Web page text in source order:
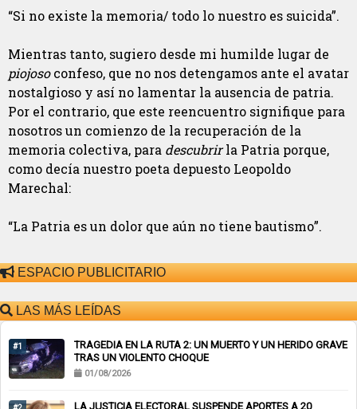
“Si no existe la memoria/ todo lo nuestro es suicida”.
Mientras tanto, sugiero desde mi humilde lugar de
piojosoconfeso, que no nos detengamos ante el avatar
nostalgioso y así no lamentar la ausencia de patria.
Por el contrario, que este reencuentro signifique para
nosotros un comienzo de la recuperación de la
memoria colectiva, para descubrirla Patria porque,
como decía nuestro poeta depuesto Leopoldo
Marechal:
“La Patria es un dolor que aún no tiene bautismo”.
ESPACIO PUBLICITARIO
LAS MÁS LEÍDAS
#1
TRAGEDIA EN LA RUTA 2: UN MUERTO Y UN HERIDO GRAVE
TRAS UN VIOLENTO CHOQUE
01/08/2026
LA JUSTICIA ELECTORAL SUSPENDE APORTES A 20